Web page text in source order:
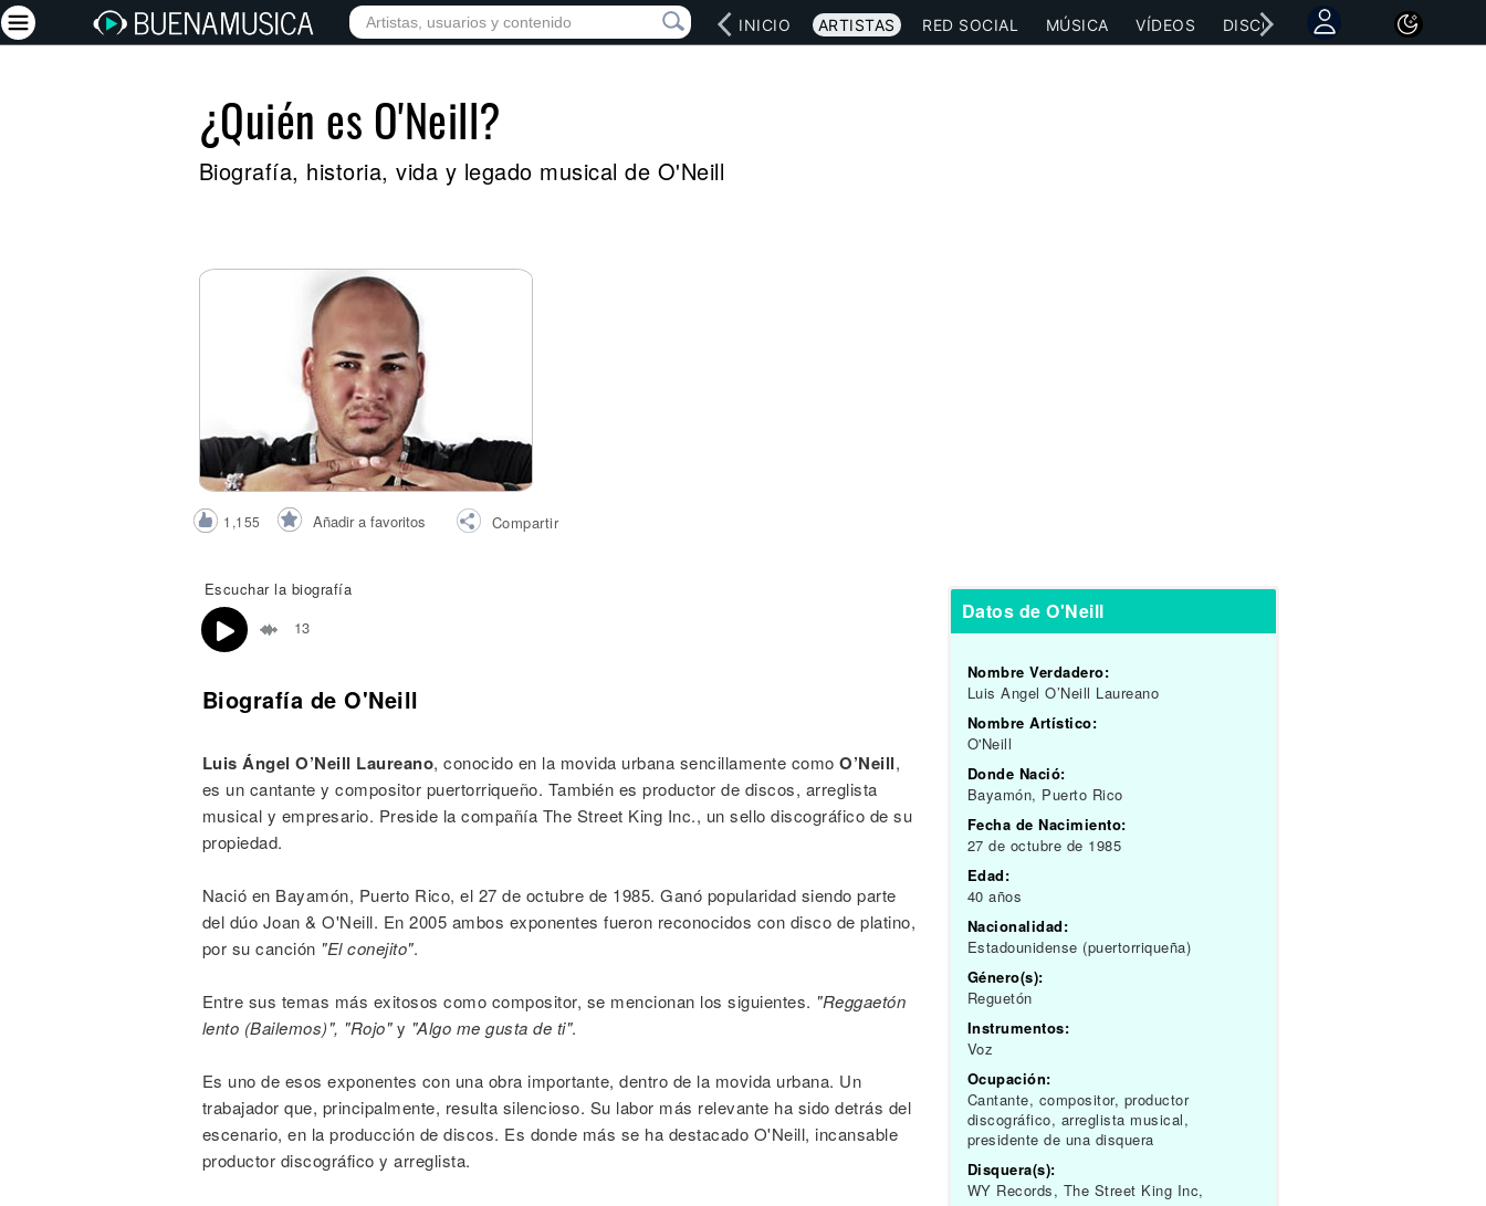
INICIO ARTISTAS RED SOCIAL MÚSICA VÍDEOS DISCOGRAFÍAS CONCIERTOS
¿Quién es O'Neill?
Biografía, historia, vida y legado musical de O'Neill
1,155 Añadir a favoritos Compartir
Escuchar la biografía
13
Biografía de O'Neill
Luis Ángel O’Neill Laureano, conocido en la movida urbana sencillamente como O’Neill,
es un cantante y compositor puertorriqueño. También es productor de discos, arreglista
musical y empresario. Preside la compañía The Street King Inc., un sello discográfico de su
propiedad.
Nació en Bayamón, Puerto Rico, el 27 de octubre de 1985. Ganó popularidad siendo parte
del dúo Joan & O'Neill. En 2005 ambos exponentes fueron reconocidos con disco de platino,
por su canción "El conejito".
Entre sus temas más exitosos como compositor, se mencionan los siguientes. "Reggaetón
lento (Bailemos)", "Rojo"y "Algo me gusta de ti".
Es uno de esos exponentes con una obra importante, dentro de la movida urbana. Un
trabajador que, principalmente, resulta silencioso. Su labor más relevante ha sido detrás del
escenario, en la producción de discos. Es donde más se ha destacado O'Neill, incansable
productor discográfico y arreglista.
Datos de O'Neill
Nombre Verdadero:
Luis Angel O’Neill Laureano
Nombre Artístico:
O'Neill
Donde Nació:
Bayamón, Puerto Rico
Fecha de Nacimiento:
27 de octubre de 1985
Edad:
40 años
Nacionalidad:
Estadounidense (puertorriqueña)
Género(s):
Reguetón
Instrumentos:
Voz
Ocupación:
Cantante, compositor, productor
discográfico, arreglista musical,
presidente de una disquera
Disquera(s):
WY Records, The Street King Inc,